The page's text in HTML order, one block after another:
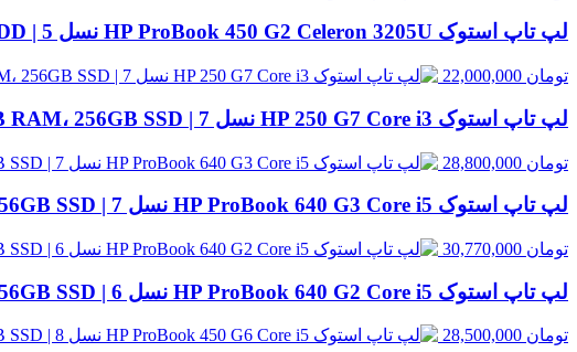
لپ تاپ استوک HP ProBook 450 G2 Celeron 3205U نسل 5 | 8GB RAM، 500GB HDD
تومان
لپ تاپ استوک HP 250 G7 Core i3 نسل 7 | 8GB RAM، 256GB SSD
تومان
لپ تاپ استوک HP ProBook 640 G3 Core i5 نسل 7 | 8GB RAM، 256GB SSD
تومان
لپ تاپ استوک HP ProBook 640 G2 Core i5 نسل 6 | 8GB RAM، 256GB SSD
تومان